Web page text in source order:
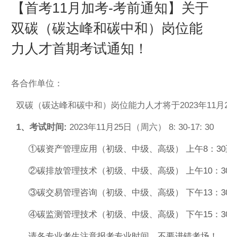
【首考11月加考-考前通知】关于
双碳（碳达峰和碳中和）岗位能
力人才首期考试通知！
各合作单位：
双碳（碳达峰和碳中和）岗位能力人才将于2023年11
1、考试时间: 2023年11月25日（周六） 8: 30-17: 30
①碳资产管理应用（初级、中级、高级） 上午8：30
②碳排放管理技术（初级、中级、高级） 上午10：
③碳交易管理咨询（初级、中级、高级） 下午13：
④碳监测管理技术（初级、中级、高级） 下午15：